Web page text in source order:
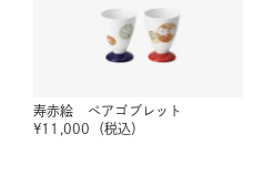
寿赤絵 ペアゴブレット
¥11,000 （税込）